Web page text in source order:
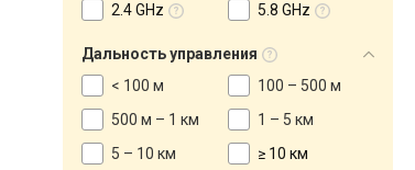
2.4 GHz
5.8 GHz
Дальность управления
< 100 м
100 – 500 м
500 м – 1 км
1 – 5 км
5 – 10 км
≥ 10 км